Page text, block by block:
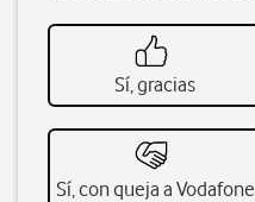
Sí, gracias
Sí, con queja a Vodafone